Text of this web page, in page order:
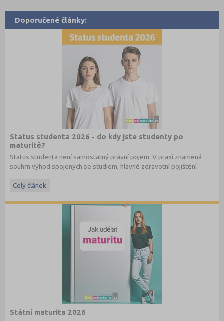
Doporučené články:
Status studenta 2026 - do kdy jste studenty po
maturitě?
Status studenta není samostatný právní pojem. V praxi znamená
souhrn výhod spojených se studiem, hlavně zdravotní pojištění
Celý článek
Státní maturita 2026